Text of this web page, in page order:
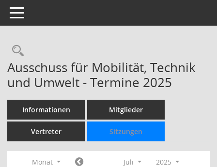
Toggle navigation
Rechercheauswahl
Ausschuss für Mobilität, Technik
und Umwelt - Termine 2025
Informationen Mitglieder
Vertreter Sitzungen
Monat Juli
2025